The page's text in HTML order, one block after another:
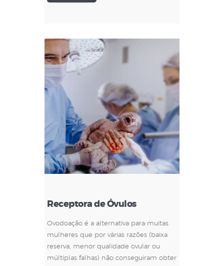
Receptora de Óvulos
Ovodoação é a alternativa para muitas
mulheres que por várias razões (baixa
reserva, menor qualidade ovular ou
múltiplas falhas) não conseguiram obter